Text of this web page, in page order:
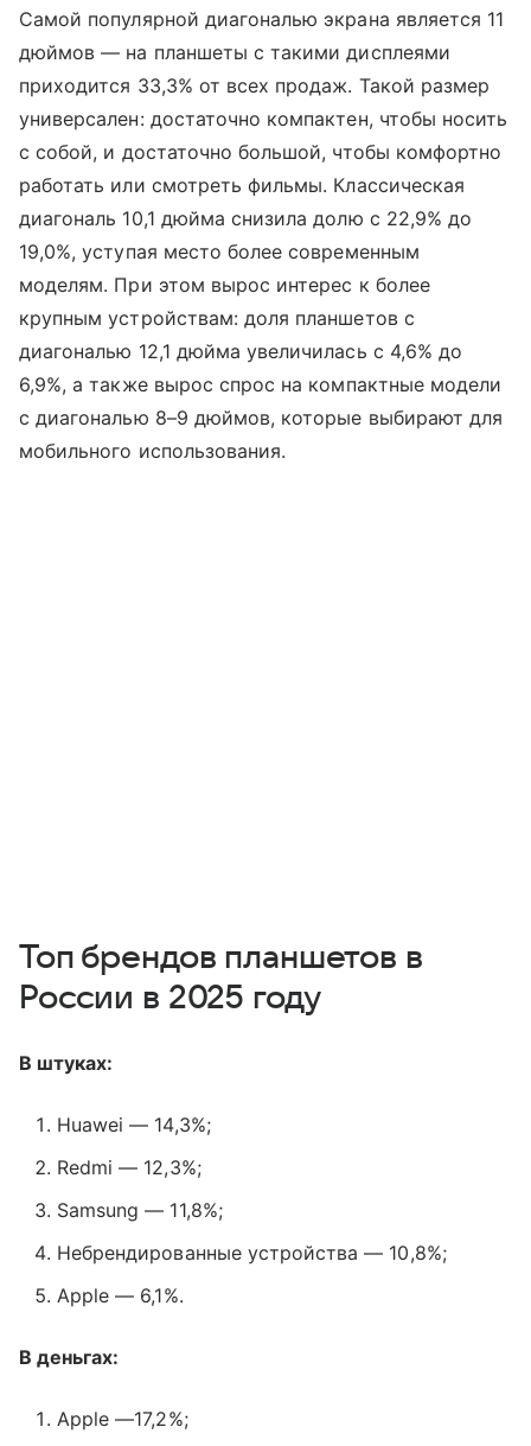
Самой популярной диагональю экрана является 11
дюймов — на планшеты с такими дисплеями
приходится 33,3% от всех продаж. Такой размер
универсален: достаточно компактен, чтобы носить
с собой, и достаточно большой, чтобы комфортно
работать или смотреть фильмы. Классическая
диагональ 10,1 дюйма снизила долю с 22,9% до
19,0%, уступая место более современным
моделям. При этом вырос интерес к более
крупным устройствам: доля планшетов с
диагональю 12,1 дюйма увеличилась с 4,6% до
6,9%, а также вырос спрос на компактные модели
с диагональю 8–9 дюймов, которые выбирают для
мобильного использования.
Топ брендов планшетов в
России в 2025 году
В штуках:
Huawei — 14,3%;
Redmi — 12,3%;
Samsung — 11,8%;
Небрендированные устройства — 10,8%;
Apple — 6,1%.
В деньгах:
Apple —17,2%;